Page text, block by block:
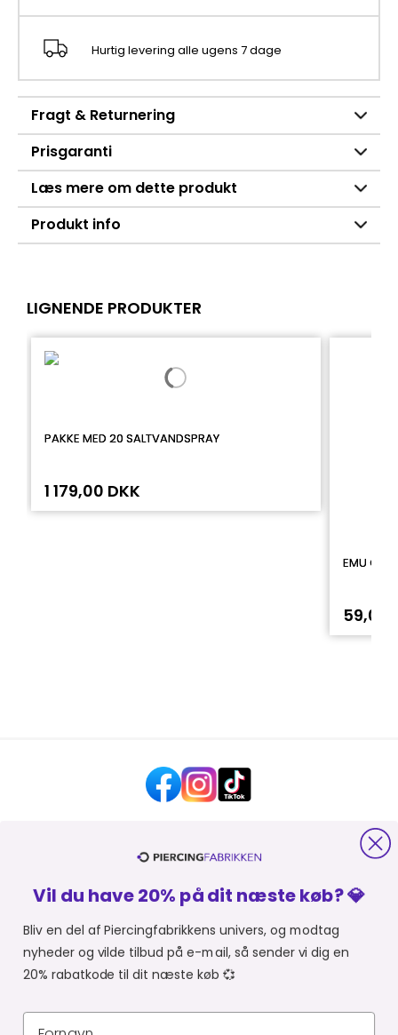
Hurtig levering alle ugens 7 dage
Fragt & Returnering
Prisgaranti
Læs mere om dette produkt
Produkt info
LIGNENDE PRODUKTER
PAKKE MED 20 SALTVANDSPRAY
1 179,00 DKK
EMU OLIE
59,00
HJÆLP OG KONTAKT
MER FRA PIERCINGFABRIKKEN
SHOPPER FRA:Du er i
Vil du have 20% på dit næste køb? 💎
Bliv en del af Piercingfabrikkens univers, og modtag
nyheder og vilde tilbud på e-mail, så sender vi dig en
20% rabatkode til dit næste køb 💞